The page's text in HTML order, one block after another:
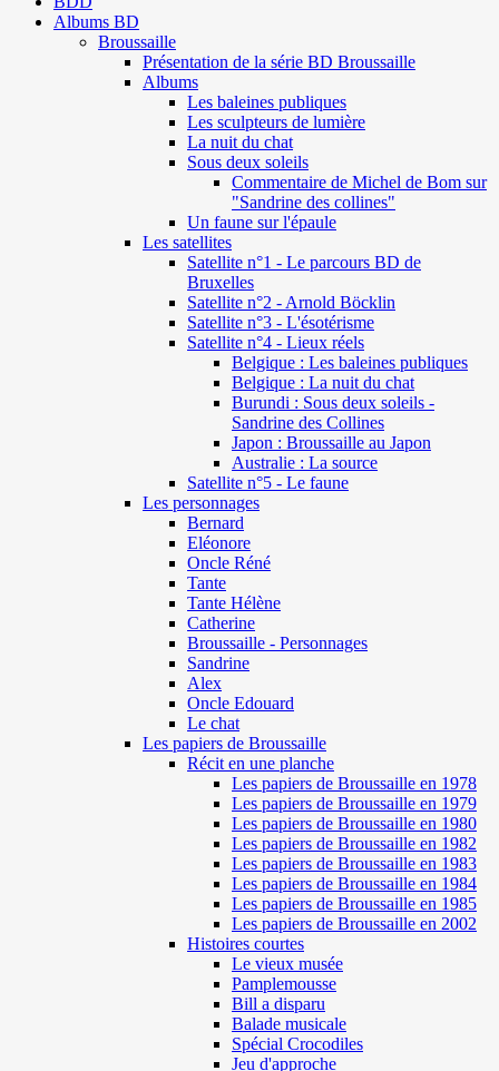
Albums BD
Broussaille
Présentation de la série BD Broussaille
Albums
Les baleines publiques
Les sculpteurs de lumière
La nuit du chat
Sous deux soleils
Commentaire de Michel de Bom sur
"Sandrine des collines"
Un faune sur l'épaule
Les satellites
Satellite n°1 - Le parcours BD de
Bruxelles
Satellite n°2 - Arnold Böcklin
Satellite n°3 - L'ésotérisme
Satellite n°4 - Lieux réels
Belgique : Les baleines publiques
Belgique : La nuit du chat
Burundi : Sous deux soleils -
Sandrine des Collines
Japon : Broussaille au Japon
Australie : La source
Satellite n°5 - Le faune
Les personnages
Bernard
Eléonore
Oncle Réné
Tante
Tante Hélène
Catherine
Broussaille - Personnages
Sandrine
Alex
Oncle Edouard
Le chat
Les papiers de Broussaille
Récit en une planche
Les papiers de Broussaille en 1978
Les papiers de Broussaille en 1979
Les papiers de Broussaille en 1980
Les papiers de Broussaille en 1982
Les papiers de Broussaille en 1983
Les papiers de Broussaille en 1984
Les papiers de Broussaille en 1985
Les papiers de Broussaille en 2002
Histoires courtes
Le vieux musée
Pamplemousse
Bill a disparu
Balade musicale
Spécial Crocodiles
Jeu d'approche